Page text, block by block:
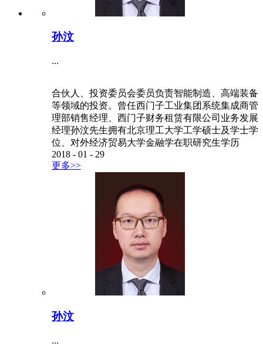
孙汶
...
合伙人、投资委员会委员负责智能制造、高端装备
等领域的投资。曾任西门子工业集团系统集成商管
理部销售经理、西门子财务租赁有限公司业务发展
经理孙汶先生拥有北京理工大学工学硕士及学士学
位、对外经济贸易大学金融学在职研究生学历
2018 - 01 - 29
更多>>
孙汶
...